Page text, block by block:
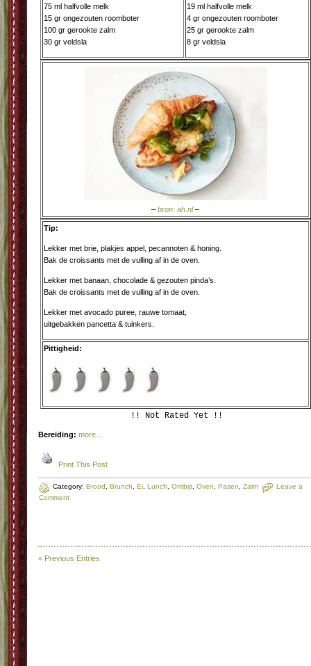
75 ml halfvolle melk
15 gr ongezouten roomboter
100 gr gerookte zalm
30 gr veldsla
19 ml halfvolle melk
4 gr ongezouten roomboter
25 gr gerookte zalm
8 gr veldsla
–bron: ah.nl–
Tip:
Lekker met brie, plakjes appel, pecannoten & honing.
Bak de croissants met de vulling af in de oven.
Lekker met banaan, chocolade & gezouten pinda’s.
Bak de croissants met de vulling af in de oven.
Lekker met avocado puree, rauwe tomaat,
uitgebakken pancetta & tuinkers.
Pittigheid:
!! Not Rated Yet !!
Bereiding: more…
Print This Post
Category: Brood Brunch Ei Lunch Ontbijt Oven Pasen Zalm
Leave a
Comment
« Previous Entries